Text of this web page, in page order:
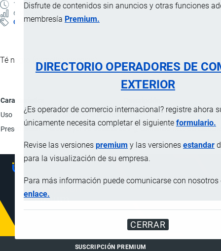
Disfrute de contenidos sin anuncios y otras funciones
membresía Premium.
DIRECTORIO OPERADORES DE
EXTERIOR
¿Es operador de comercio internacional? registre ahora
únicamente necesita completar el siguiente formulario.
Revise las versiones premium y las versiones estandar
para la visualización de su empresa.
Para más información puede comunicarse con nosotros
enlace.
CERRAR
1 MINUTO
6 VISTAS
Clasificación Arancelaria
Té negro (camellia sinensis).
Característica
Uso
Para preparar una Infusión.
Presentación
Estuche por 20 bolsitas de 2 g, contenido neto del
SUSCRIPCIÓN PREMIUM